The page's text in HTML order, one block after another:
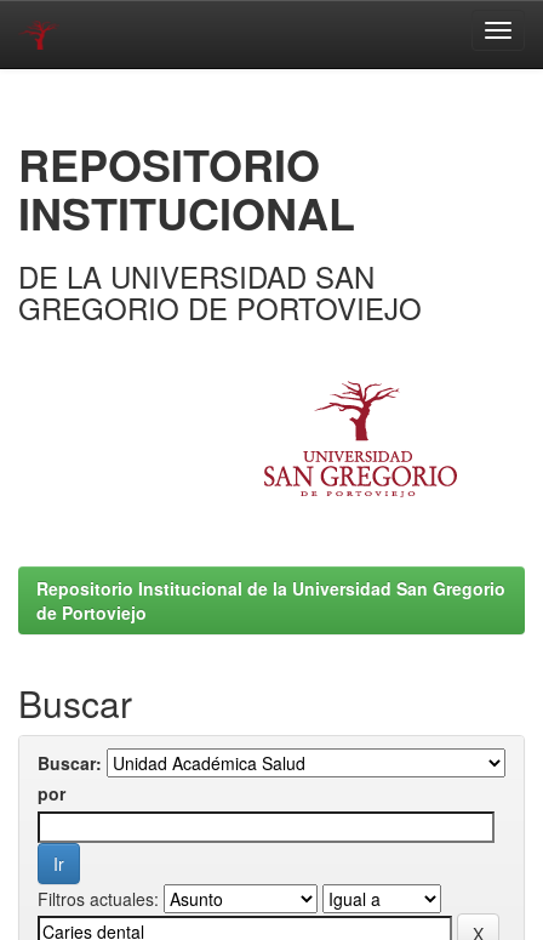
REPOSITORIO
INSTITUCIONAL
DE LA UNIVERSIDAD SAN
GREGORIO DE PORTOVIEJO
Repositorio Institucional de la Universidad San Gregorio
de Portoviejo
Buscar
Buscar:
por
Filtros actuales: